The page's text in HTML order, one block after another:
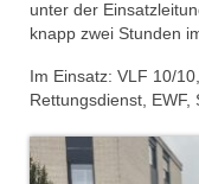
KatS-Zug
Dienstplan
Musikzug
unter der
knapp zwei Stunden
Im Einsatz: VLF 10/
Rettungsdienst, EWF,